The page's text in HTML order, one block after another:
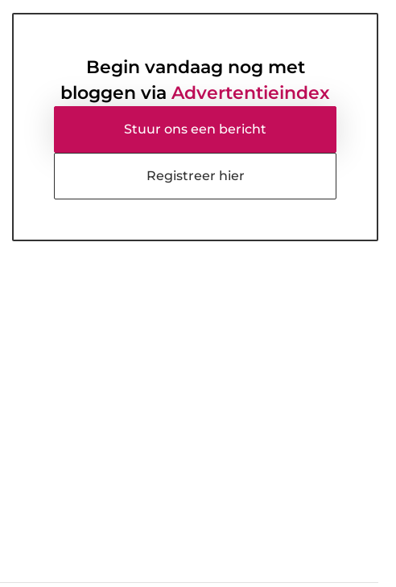
Begin vandaag nog met
bloggen via Advertentieindex
Stuur ons een bericht
Registreer hier